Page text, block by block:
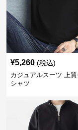
¥5,260 (税込)
カジュアルスーツ 上
シャツ